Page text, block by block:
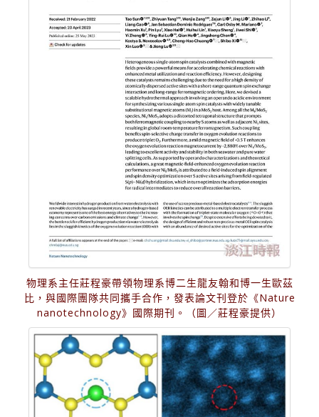
物理系主任莊程豪帶領物理系博二生龍友翰和博一生歐茲
比，與國際團隊共同攜手合作，發表論文刊登於《Nature
nanotechnology》國際期刊。（圖／莊程豪提供）